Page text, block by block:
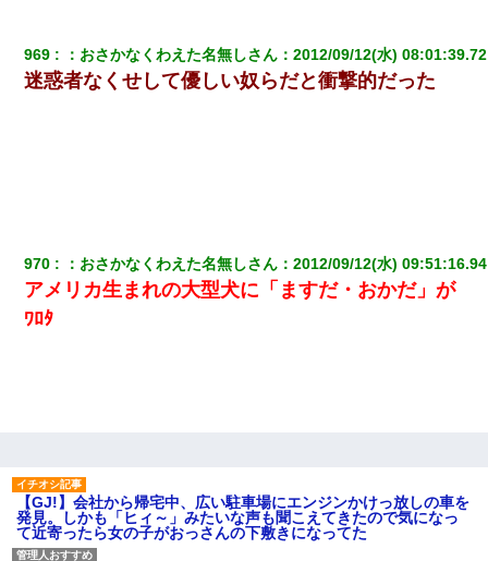
してます」って送ったら
居酒屋にて。兄の紹介者「お酒飲みなって」私「未成年なので無
理です！」酷すぎるワードの連発で、耐えきれず店員に5千円を渡
し「お勘定です。逃がして下さい」その後、録音内容を父に聞か
せたら...
【驚愕】5000円でＪＫと行為してきたが後悔しかない…
969 ： おさかなくわえた名無しさん ：2012/09/12(水)
迷惑者なくせして優しい奴らだと衝撃的だった
970 ： おさかなくわえた名無しさん ：2012/09/12(水)
アメリカ生まれの大型犬に「ますだ・おかだ」が
ﾜﾛﾀ
【GJ!】会社から帰宅中、広い駐車場にエンジンかけっ放しの車を
発見。しかも「ヒィ～」みたいな声も聞こえてきたので気になっ
て近寄ったら女の子がおっさんの下敷きになってた